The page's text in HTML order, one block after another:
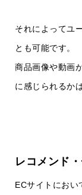
それによってユ
とも可能です。
商品画像や動画
に感じられるか
レコメンド
ECサイトにおい